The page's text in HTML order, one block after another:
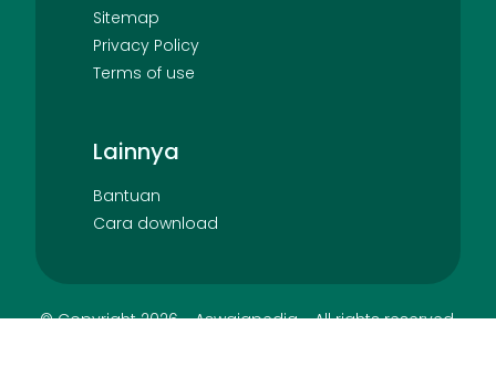
Sitemap
Privacy Policy
Terms of use
Lainnya
Bantuan
Cara download
© Copyright2026-Aswajapedia- All rights reserved.